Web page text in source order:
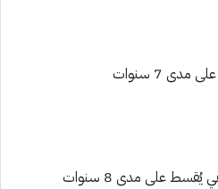
مدى 7 سنوات
يُقسط على مدى 8 سنوات